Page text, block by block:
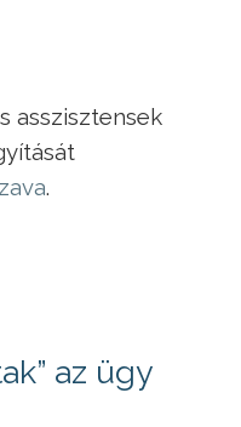
asszisztensek
.
az ügy